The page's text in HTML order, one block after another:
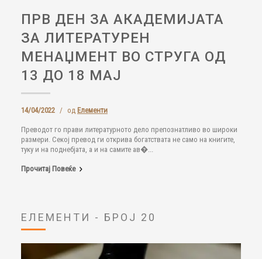
ПРВ ДЕН ЗА АКАДЕМИЈАТА
ЗА ЛИТЕРАТУРЕН
МЕНАЏМЕНТ ВО СТРУГА ОД
13 ДО 18 МАЈ
14/04/2022 / од Елементи
Преводот го прави литературното дело препознатливо во широки
размери. Секој превод ги открива богатствата не само на книгите,
туку и на поднебјата, а и на самите ав�...
Прочитај Повеќе
ЕЛЕМЕНТИ - БРОЈ 20